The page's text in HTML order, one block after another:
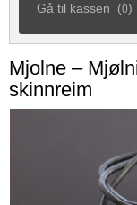
Gå til kassen (0)
Mjolne –
skinnreim